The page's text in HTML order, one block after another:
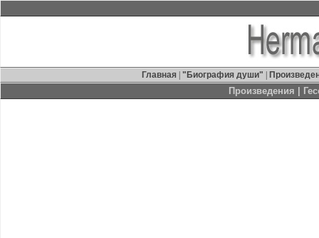
Главная "Биография души"
Произведения |